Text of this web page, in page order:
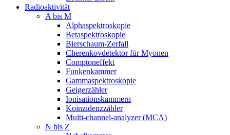
Radioaktivität
A bis M
Alphaspektroskopie
Betaspektroskopie
Bierschaum-Zerfall
Cherenkovdetektor für Myonen
Comptoneffekt
Funkenkammer
Gammaspektroskopie
Geigerzähler
Ionisationskammern
Koinzidenzzähler
Multi-channel-analyzer (MCA)
N bis Z